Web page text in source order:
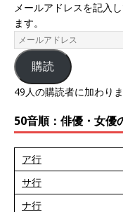
メールアドレスを記入
ます。
購読
49人の購読者に加わり
50音順：俳優・女優
ア行
サ行
ナ行